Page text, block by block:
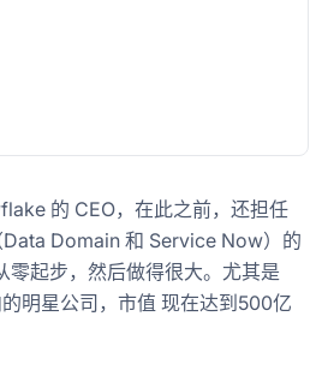
的 CEO，在此之前，还担任
Domain 和 Service Now）的
零起步，然后做得很大。尤其是
明星公司，市值 现在达到500亿